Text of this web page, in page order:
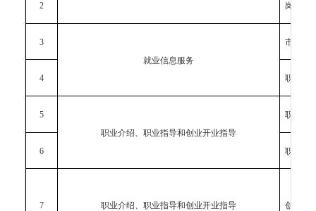
2 岗位信
3
就业信息服务
市场工
4 职业培
5
职业介绍、职业指导和创业开业指导
职业介
6 职业指
7 职业介绍、职业指导和创业开业指导 创业开